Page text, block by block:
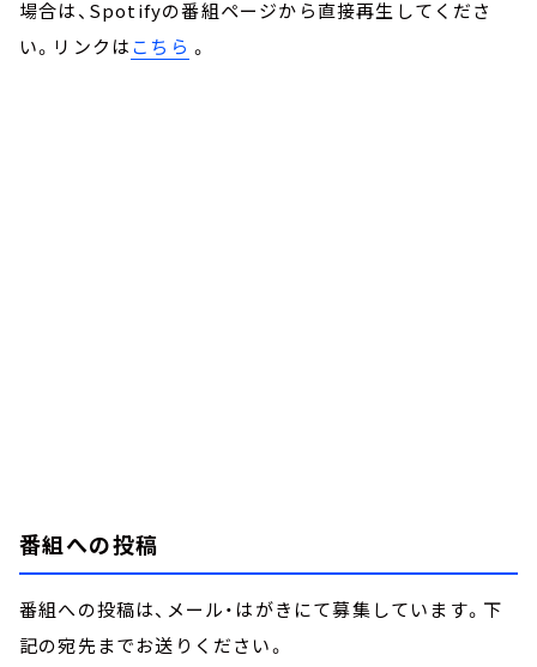
場合は、Spotifyの番組ページから直接再生してくださ
い。リンクはこちら 。
番組への投稿
番組への投稿は、メール・はがきにて募集しています。下
記の宛先までお送りください。